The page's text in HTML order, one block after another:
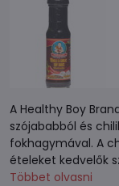
A Healthy Boy
szójababból és
fokhagymával. A
ételeket kedvelők
Többet olvasni